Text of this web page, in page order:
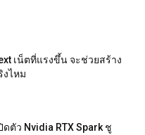
เน็ตที่แรงขึ้น จะช่วยสร้าง
งไหม
ดตัว Nvidia RTX Spark ชู